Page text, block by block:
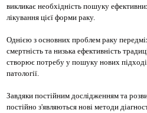
викликає необхідність пошуку
лікування цієї форми раку.
Однією з основних проблем раку
смертність та низька ефективність
створює потребу у пошуку нових
патології.
Завдяки постійним дослідженням та
постійно з'являються нові методи